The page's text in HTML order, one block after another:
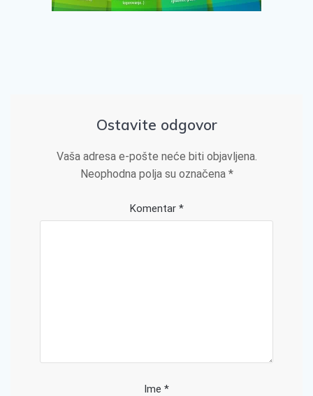
Ostavite odgovor
Vaša adresa e-pošte neće biti objavljena.
Neophodna polja su označena *
Komentar *
Ime *